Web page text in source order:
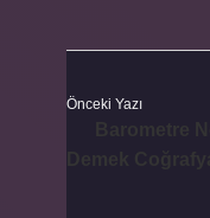
Önceki Yazı